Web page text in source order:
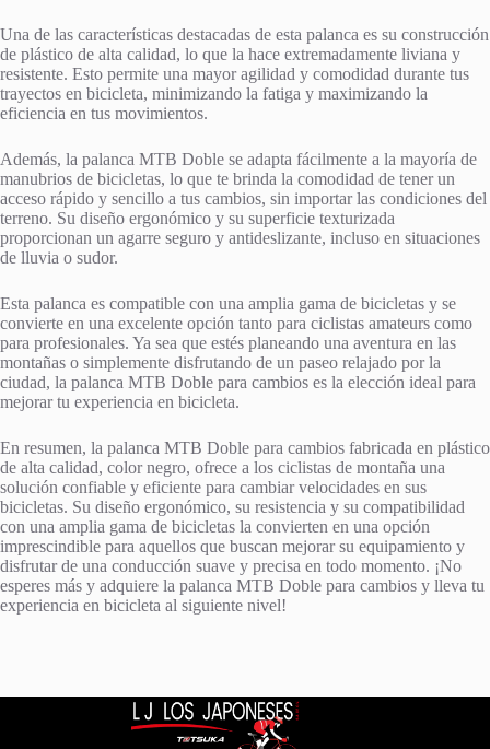
Una de las características destacadas de esta palanca es su construcción
de plástico de alta calidad, lo que la hace extremadamente liviana y
resistente. Esto permite una mayor agilidad y comodidad durante tus
trayectos en bicicleta, minimizando la fatiga y maximizando la
eficiencia en tus movimientos.
Además, la palanca MTB Doble se adapta fácilmente a la mayoría de
manubrios de bicicletas, lo que te brinda la comodidad de tener un
acceso rápido y sencillo a tus cambios, sin importar las condiciones del
terreno. Su diseño ergonómico y su superficie texturizada
proporcionan un agarre seguro y antideslizante, incluso en situaciones
de lluvia o sudor.
Esta palanca es compatible con una amplia gama de bicicletas y se
convierte en una excelente opción tanto para ciclistas amateurs como
para profesionales. Ya sea que estés planeando una aventura en las
montañas o simplemente disfrutando de un paseo relajado por la
ciudad, la palanca MTB Doble para cambios es la elección ideal para
mejorar tu experiencia en bicicleta.
En resumen, la palanca MTB Doble para cambios fabricada en plástico
de alta calidad, color negro, ofrece a los ciclistas de montaña una
solución confiable y eficiente para cambiar velocidades en sus
bicicletas. Su diseño ergonómico, su resistencia y su compatibilidad
con una amplia gama de bicicletas la convierten en una opción
imprescindible para aquellos que buscan mejorar su equipamiento y
disfrutar de una conducción suave y precisa en todo momento. ¡No
esperes más y adquiere la palanca MTB Doble para cambios y lleva tu
experiencia en bicicleta al siguiente nivel!